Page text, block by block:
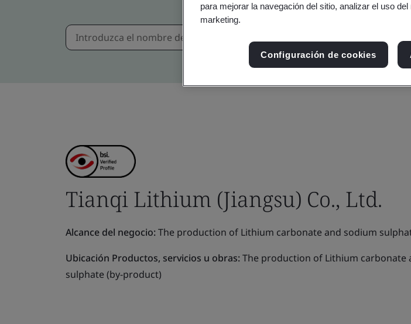
Tianqi Lithium (Jiangsu) Co., Ltd.
Alcance del negocio:The production of Lithium carbonate and sodium
Ubicación Productos, servicios u obras:The production of Lithium carbonate
sulphate (by-product)
para mejorar la navegación del sitio, analizar el uso
marketing.
Configuración de cookies